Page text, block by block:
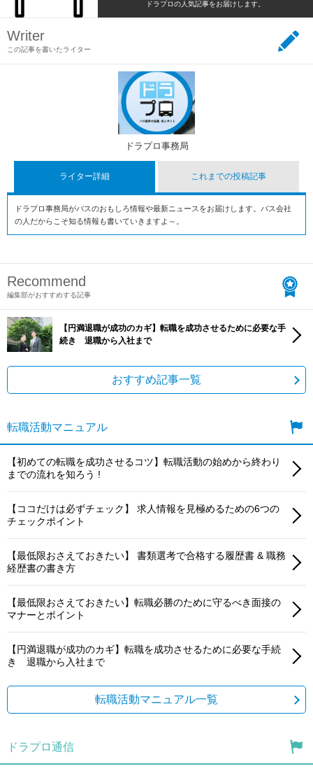
ドラプロの人気記事をお届けします。
Writer
この記事を書いたライター
ドラプロ事務局
ライター詳細 これまでの投稿記事
ドラプロ事務局がバスのおもしろ情報や最新ニュースをお届けします。バス会社
の人だからこそ知る情報も書いていきますよ～。
Recommend
編集部がおすすめする記事
【円満退職が成功のカギ】転職を成功させるために必要な手
続き 退職から入社まで
おすすめ記事一覧
転職活動マニュアル
【初めての転職を成功させるコツ】転職活動の始めから終わり
までの流れを知ろう !
【ココだけは必ずチェック】 求人情報を見極めるための6つの
チェックポイント
【最低限おさえておきたい】 書類選考で合格する履歴書 & 職務
経歴書の書き方
【最低限おさえておきたい】転職必勝のために守るべき面接の
マナーとポイント
【円満退職が成功のカギ】転職を成功させるために必要な手続
き 退職から入社まで
転職活動マニュアル一覧
ドラプロ通信